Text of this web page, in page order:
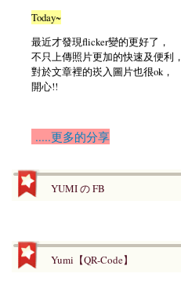
Today~
最近才發現flicker變的更好了，
不只上傳照片更加的快速及便利，
對於文章裡的崁入圖片也很ok，
開心!!
.....更多的分享
YUMI の FB
Yumi【QR-Code】